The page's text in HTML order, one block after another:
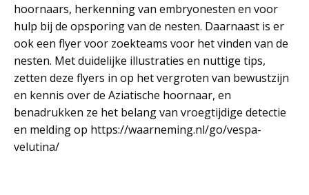
hoornaars, herkenning van embryonesten en voor
hulp bij de opsporing van de nesten. Daarnaast is er
ook een flyer voor zoekteams voor het vinden van de
nesten. Met duidelijke illustraties en nuttige tips,
zetten deze flyers in op het vergroten van bewustzijn
en kennis over de Aziatische hoornaar, en
benadrukken ze het belang van vroegtijdige detectie
en melding op https://waarneming.nl/go/vespa-
velutina/